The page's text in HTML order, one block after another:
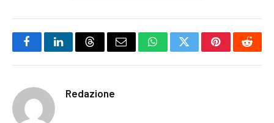
FacebookLinkedInThreadsEmail WhatsAppTwitterPinterest
Redazione